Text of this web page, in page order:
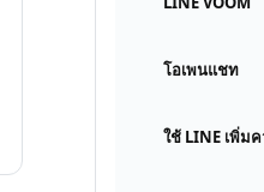
โอเพนแชท
ใช้ LINE เพิ่ม